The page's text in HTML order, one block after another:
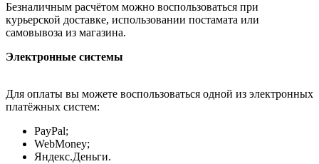
Безналичным расчётом можно воспользоваться при
курьерской доставке, использовании постамата или
самовывоза из магазина.
Электронные системы
Для оплаты вы можете воспользоваться одной из электронных
платёжных систем:
PayPal;
WebMoney;
Яндекс.Деньги.